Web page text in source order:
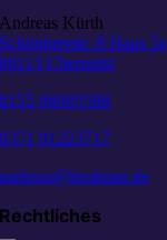
Andreas Kürth
Schönherrstr. 8 Haus 5a
09113 Chemnitz
0155 66005588
0371 91223717
andreas@healman.de
Rechtliches